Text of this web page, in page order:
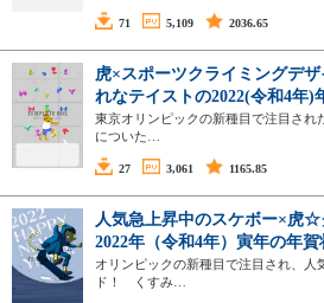
71 5,109 2036.65
虎×スポーツクライミングデ
れなテイストの2022(令和4年
東京オリンピックの新種目で注目さ
についた…
27 3,061 1165.85
人気急上昇中のスケボー×虎
2022年（令和4年）寅年の年
オリンピックの新種目で注目され、人
ド！ くすみ…